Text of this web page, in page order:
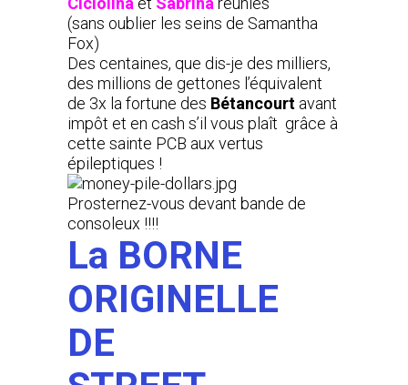
(sans oublier les seins de Samantha
Fox)
Des centaines, que dis-je des milliers,
des millions de gettones l’équivalent
de 3x la fortune des Bétancourt avant
impôt et en cash s’il vous plaît grâce à
cette sainte PCB aux vertus
épileptiques !
Prosternez-vous devant bande de
consoleux !!!!
La BORNE
ORIGINELLE
DE